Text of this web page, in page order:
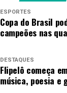
ESPORTES
Copa do Brasil
campeões nas
DESTAQUES
Flipelô começa
música, poesia e